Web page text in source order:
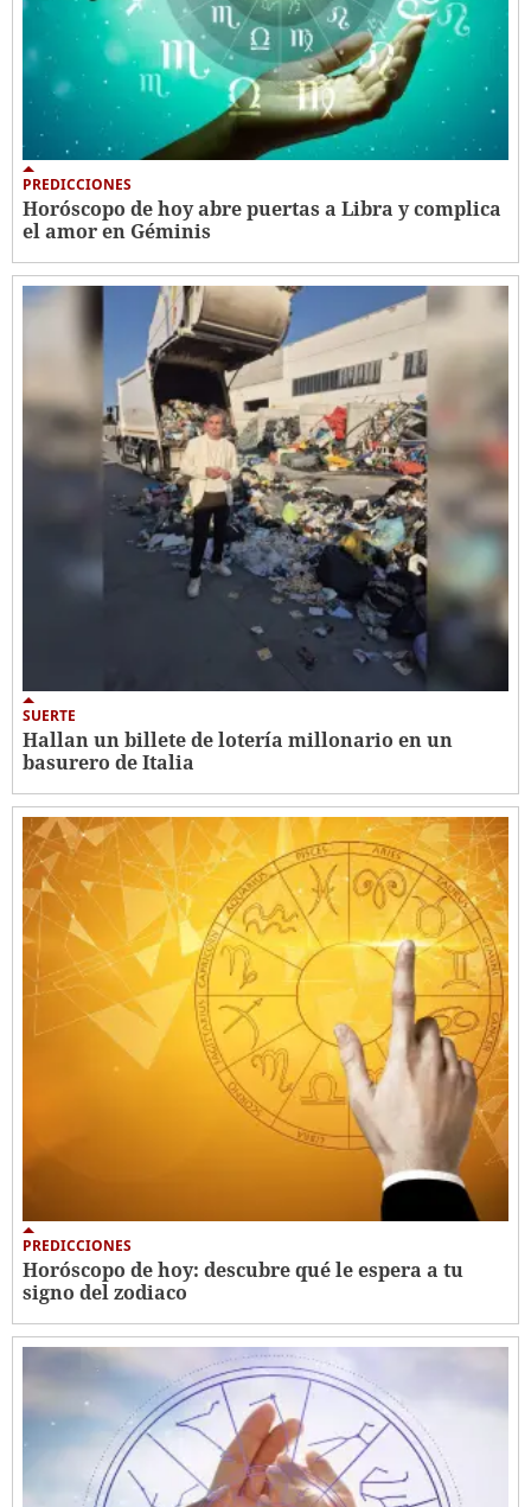
PREDICCIONES
Horóscopo de hoy abre puertas a Libra y complica
el amor en Géminis
SUERTE
Hallan un billete de lotería millonario en un
basurero de Italia
PREDICCIONES
Horóscopo de hoy: descubre qué le espera a tu
signo del zodiaco